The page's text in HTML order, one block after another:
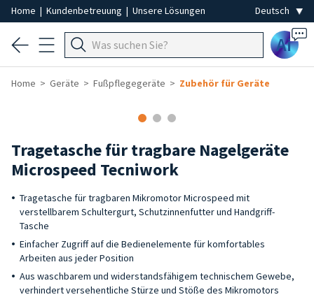
Home | Kundenbetreuung | Unsere Lösungen
Ai
Home Geräte Fußpflegegeräte Zubehör für Geräte
Tragetasche für tragbare Nagelgeräte
Microspeed Tecniwork
Tragetasche für tragbaren Mikromotor Microspeed mit
verstellbarem Schultergurt, Schutzinnenfutter und Handgriff-
Tasche
Einfacher Zugriff auf die Bedienelemente für komfortables
Arbeiten aus jeder Position
Aus waschbarem und widerstandsfähigem technischem Gewebe,
verhindert versehentliche Stürze und Stöße des Mikromotors